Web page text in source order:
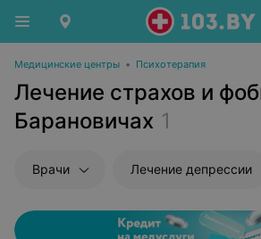
Медицинские центры • Психотерапия
Лечение страхов и
Барановичах 1
Врачи Лечение депрессии